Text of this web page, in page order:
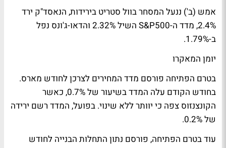
אמש (ב') ננעל המסחר בוול סטריט בירידות, הנאסד"ק ירד
2.4%, מדד ה-S&P500 השיל 2.32% והדאו-ג'ונס נפל
ב-1.79%.
יומן המאקרו
בטרם הפתיחה פורסם מדד המחירים לצרכן לחודש מארס.
בחודש הקודם עלה המדד בשיעור של 0.7%, כאשר
הקונצנזוס צפה כי יוותר ללא שינוי. בפועל, המדד רשם ירידה
של 0.2%.
עוד בטרם הפתיחה, פורסם נתון התחלות הבנייה לחודש